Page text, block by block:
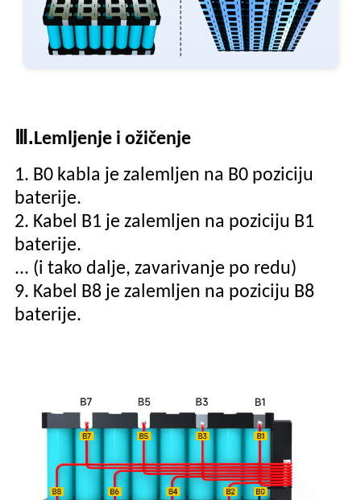
Ⅲ. Lemljenje i ožičenje
1. B0 kabla je zalemljen na B0 poziciju
baterije.
2. Kabel B1 je zalemljen na poziciju B1
baterije.
... (i tako dalje, zavarivanje po redu)
9. Kabel B8 je zalemljen na poziciju B8
baterije.